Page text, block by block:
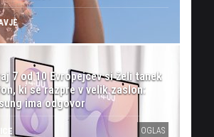
7 od 10 Evropejcev si želi tanek
ki se razpre v velik zaslon:
ima odgovor
OGLAS